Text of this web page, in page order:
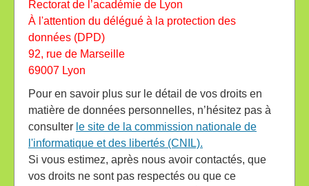
Rectorat de l’académie de Lyon
À l'attention du délégué à la protection des
données (DPD)
92, rue de Marseille
69007 Lyon
Pour en savoir plus sur le détail de vos droits en
matière de données personnelles, n’hésitez pas à
consulter le site de la commission nationale de
l'informatique et des libertés (CNIL).
Si vous estimez, après nous avoir contactés, que
vos droits ne sont pas respectés ou que ce